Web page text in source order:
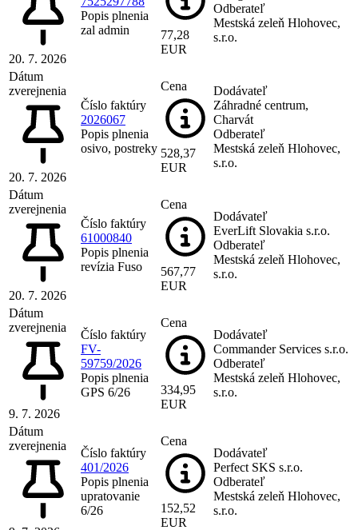
20. 7. 2026
Popis plnenia
zal admin
77,28
EUR
Odberateľ
Mestská zeleň Hlohovec,
s.r.o.
Dátum
zverejnenia
20. 7. 2026
Číslo faktúry
2026067
Popis plnenia
osivo, postreky
Cena
528,37
EUR
Dodávateľ
Záhradné centrum,
Charvát
Odberateľ
Mestská zeleň Hlohovec,
s.r.o.
Dátum
zverejnenia
20. 7. 2026
Číslo faktúry
61000840
Popis plnenia
revízia Fuso
Cena
567,77
EUR
Dodávateľ
EverLift Slovakia s.r.o.
Odberateľ
Mestská zeleň Hlohovec,
s.r.o.
Dátum
zverejnenia
9. 7. 2026
Číslo faktúry
FV-
59759/2026
Popis plnenia
GPS 6/26
Cena
334,95
EUR
Dodávateľ
Commander Services s.r.o.
Odberateľ
Mestská zeleň Hlohovec,
s.r.o.
Dátum
zverejnenia
Číslo faktúry
401/2026
Popis plnenia
upratovanie
6/26
Cena
152,52
EUR
Dodávateľ
Perfect SKS s.r.o.
Odberateľ
Mestská zeleň Hlohovec,
s.r.o.